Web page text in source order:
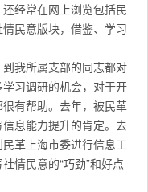
经常在网上浏览包括民
民意版块，借鉴、学习
我所属支部的同志都对
习调研的机会，对于开
有帮助。去年，被民革
息能力提升的肯定。去
革上海市委进行信息工
情民意的“巧劲”和好点